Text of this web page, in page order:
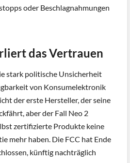
oder Beschlagnahmungen
das Vertrauen
stark politische Unsicherheit
von Konsumelektronik
der erste Hersteller, der seine
aber der Fall Neo 2
zertifizierte Produkte keine
mehr haben. Die FCC hat Ende
künftig nachträglich